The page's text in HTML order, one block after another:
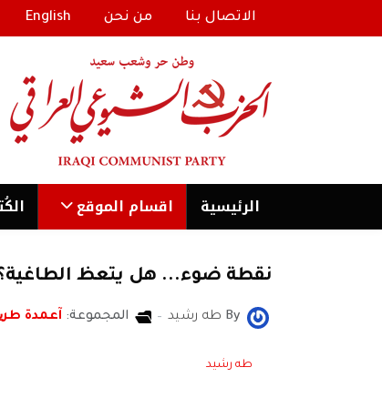
الاتصال بنا من نحن English
الرئیسية اقسام الموقع
نقطة ضوء... هل يتعظ
By طه رشيد المجموعة: آعمدة
طه رشيد